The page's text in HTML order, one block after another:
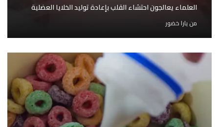
العلماء يعالجون احتشاء القلب بإعادة توليد الخلايا العضلية
منيارا خضور